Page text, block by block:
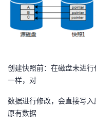
创建快照前：在磁盘未进
一样，对
数据进行修改，会直接写入
原有数据